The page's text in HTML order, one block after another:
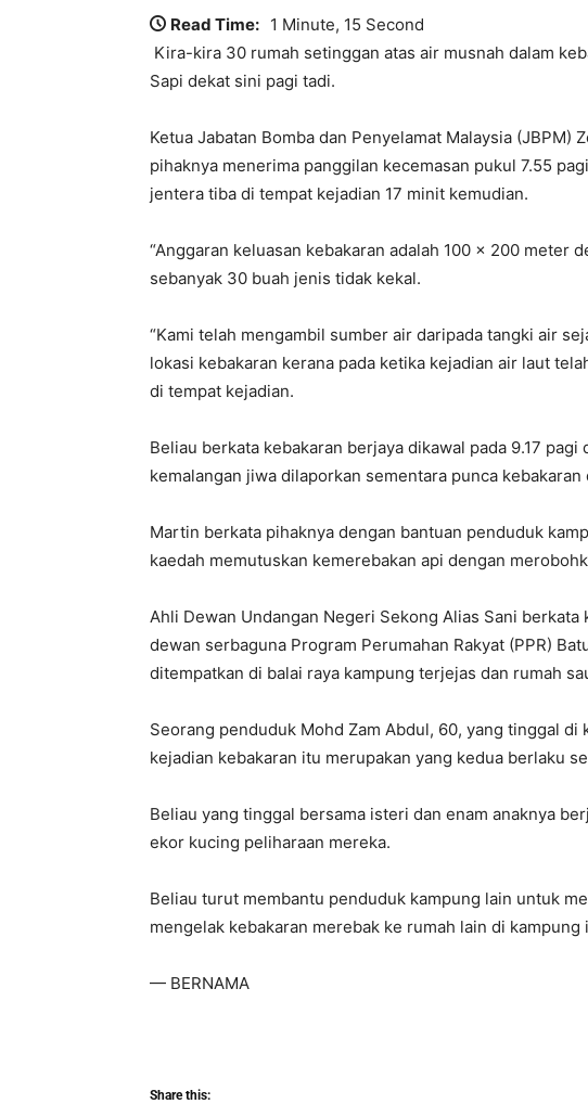
Read Time: 1 Minute, 15 Second
Kira-kira 30 rumah setinggan atas air musnah dalam
Sapi dekat sini pagi tadi.
Ketua Jabatan Bomba dan Penyelamat Malaysia (JBPM)
pihaknya menerima panggilan kecemasan pukul 7.55
jentera tiba di tempat kejadian 17 minit kemudian.
“Anggaran keluasan kebakaran adalah 100 x 200 meter
sebanyak 30 buah jenis tidak kekal.
“Kami telah mengambil sumber air daripada tangki air
lokasi kebakaran kerana pada ketika kejadian air laut
di tempat kejadian.
Beliau berkata kebakaran berjaya dikawal pada 9.17
kemalangan jiwa dilaporkan sementara punca kebakaran
Martin berkata pihaknya dengan bantuan penduduk
kaedah memutuskan kemerebakan api dengan
Ahli Dewan Undangan Negeri Sekong Alias Sani
dewan serbaguna Program Perumahan Rakyat (PPR)
ditempatkan di balai raya kampung terjejas dan rumah
Seorang penduduk Mohd Zam Abdul, 60, yang tinggal
kejadian kebakaran itu merupakan yang kedua berlaku
Beliau yang tinggal bersama isteri dan enam anaknya
ekor kucing peliharaan mereka.
Beliau turut membantu penduduk kampung lain untuk
mengelak kebakaran merebak ke rumah lain di kampung
— BERNAMA
Share this: